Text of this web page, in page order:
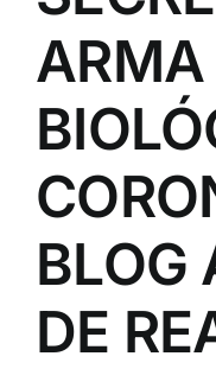
ARMA
BLOG
DE